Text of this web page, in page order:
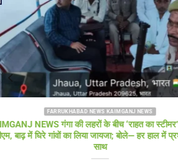
FARRUKHABAD NEWS UTTAR
Farrukhabad news बाढ़ राहत शिविर में ‘हेल्थ
डॉक्टरों की टीम और एम्बुलेंस 24
Farrukhabad news डीएम के निरीक्षण के बाद